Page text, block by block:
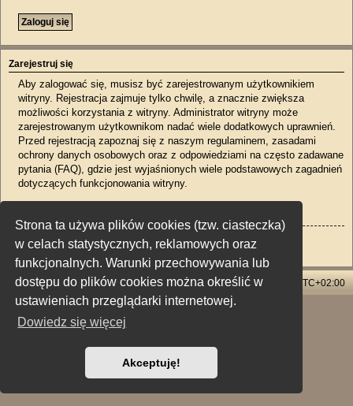
Strona ta używa plików cookies (tzw. ciasteczka)
w celach statystycznych, reklamowych oraz
funkcjonalnych. Warunki przechowywania lub
dostępu do plików cookies można określić w
ustawieniach przeglądarki internetowej.
Dowiedz się więcej
Akceptuję!
Zarejestruj się
Aby zalogować się, musisz być zarejestrowanym użytkownikiem
witryny. Rejestracja zajmuje tylko chwilę, a znacznie zwiększa
możliwości korzystania z witryny. Administrator witryny może
zarejestrowanym użytkownikom nadać wiele dodatkowych uprawnień.
Przed rejestracją zapoznaj się z naszym regulaminem, zasadami
ochrony danych osobowych oraz z odpowiedziami na często zadawane
pytania (FAQ), gdzie jest wyjaśnionych wiele podstawowych zagadnień
dotyczących funkcjonowania witryny.
Zarejestruj się
Strona główna Strefa czasowa UTC+02:00
Usuń ciasteczka witryny
Technologię dostarcza phpBB® Forum Software © phpBB Limited
Polski pakiet językowy dostarcza
Zasady ochrony danych osobowych |Regulamin